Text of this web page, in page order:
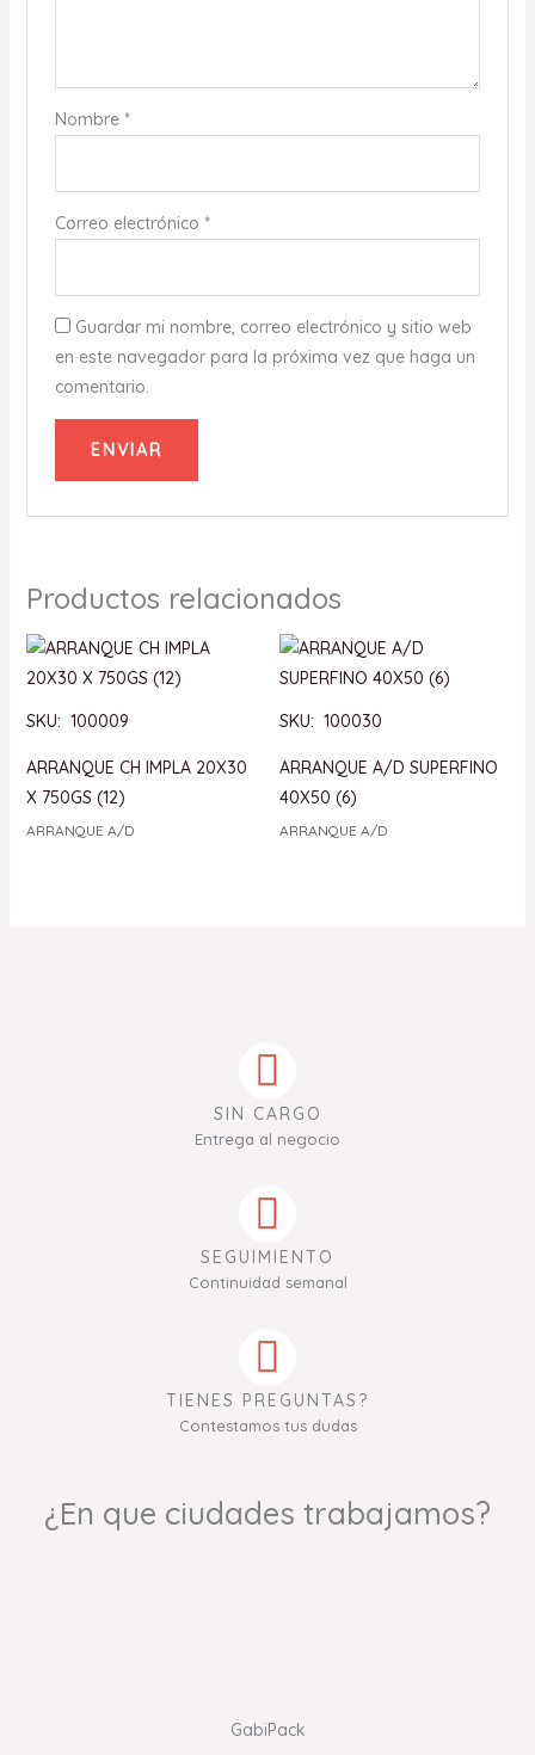
Nombre *
Correo electrónico *
Guardar mi nombre, correo electrónico y sitio web
en este navegador para la próxima vez que haga un
comentario.
Productos relacionados
SKU: 100009
ARRANQUE CH IMPLA 20X30
X 750GS (12)
ARRANQUE A/D
SKU: 100030
ARRANQUE A/D SUPERFINO
40X50 (6)
ARRANQUE A/D
SIN CARGO
Entrega al negocio
SEGUIMIENTO
Continuidad semanal
TIENES PREGUNTAS?
Contestamos tus dudas
¿En que ciudades trabajamos?
GabiPack